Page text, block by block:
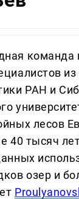
команда
из
РАН и
лесов
40 тысяч
озер и